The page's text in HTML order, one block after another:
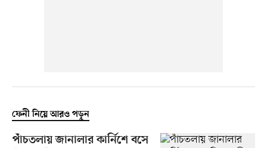
ফেনী নিয়ে আরও পড়ুন
পাঁচতলায় জানালার কার্নিশে বসে